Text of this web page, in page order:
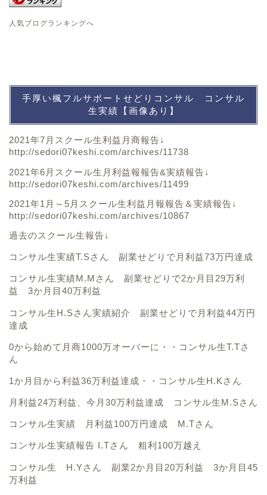
人気ブログランキングへ
手厚い楓フルサポートせどりコンサル コンサル
生実績【画像あり】
2021年7月スクール生利益月商報告↓
http://sedori07keshi.com/archives/11738
2021年6月スクール生月利益報報告&実績報告↓
http://sedori07keshi.com/archives/11499
2021年1月～5月スクール生利益月報報告＆実績報告↓
http://sedori07keshi.com/archives/10867
過去のスクール生報告↓
コンサル生実績T.Sさん 副業せどりで月利益73万円達成
コンサル生実績M.Mさん 副業せどりで2か月目29万利
益 3か月目40万利益
コンサル生H.Sさん実績紹介 副業せどりで月利益44万円
達成
0から始めて月商1000万オーバーに・・コンサル生T.Tさ
ん
1か月目から利益36万利益達成・・コンサル生H.Kさん
月利益24万利益、今月30万利益達成 コンサル生M.Sさん
コンサル生実績 月利益100万円達成 M.Tさん
コンサル生実績報告 I.Tさん 粗利100万越え
コンサル生 H.Yさん 副業2か月目20万利益 3か月目45
万利益